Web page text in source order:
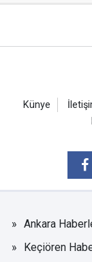
Künye
Ankara
Keçiören